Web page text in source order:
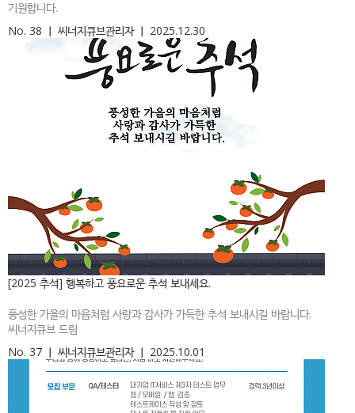
기원합니다.
No. 38 ㅣ 씨너지큐브관리자ㅣ 2025.12.30
[2025 추석] 행복하고 풍요로운 추석 보내세요.
풍성한 가을의 마음처럼 사랑과 감사가 가득한 추석 보내시길 바랍니다.
씨너지큐브 드림
No. 37 ㅣ 씨너지큐브관리자ㅣ 2025.10.01